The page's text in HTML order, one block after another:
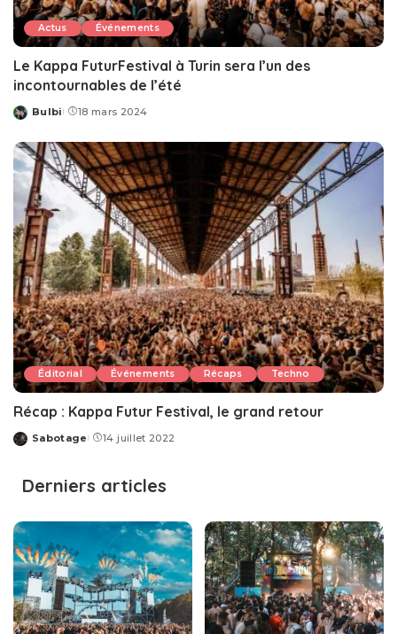
Actus Événements
Le Kappa FuturFestival à Turin sera l’un des
incontournables de l’été
Posted
Bulbi 18 mars 2024
Éditorial Événements Récaps Techno
Récap : Kappa Futur Festival, le grand retour
Posted
Sabotage 14 juillet 2022
Derniers articles